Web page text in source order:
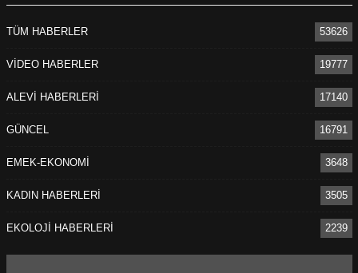
TÜM HABERLER 53626
VİDEO HABERLER 19777
ALEVİ HABERLERİ 17140
GÜNCEL 16791
EMEK-EKONOMİ 3648
KADIN HABERLERİ 3505
EKOLOJİ HABERLERİ 2239